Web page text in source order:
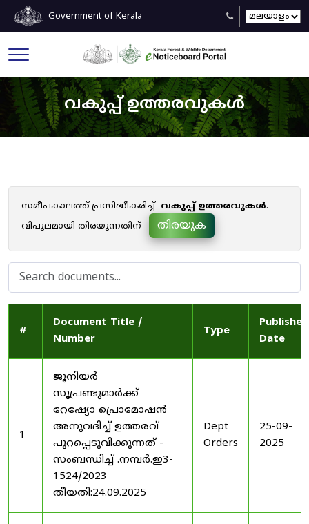
Government of Kerala
വകുപ്പ് ഉത്തരവുകൾ
സമീപകാലത്ത് പ്രസിദ്ധീകരിച്ച് വകുപ്പ് ഉത്തരവുകൾ.
വിപുലമായി തിരയുന്നതിന്
തിരയുക
#
Document Title /
Number
Type
Published
Date
1
ജൂനിയർ
സൂപ്രണ്ടുമാർക്ക്
റേഷ്യോ പ്രൊമോഷൻ
അനുവദിച്ച് ഉത്തരവ്
പുറപ്പെടുവിക്കുന്നത് -
സംബന്ധിച്ച് .നമ്പർ.ഇ3-
1524/2023
തീയതി:24.09.2025
Dept
Orders
25-09-
2025